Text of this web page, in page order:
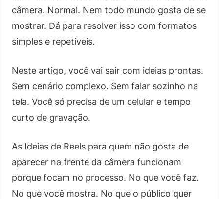
câmera. Normal. Nem todo mundo gosta de se
mostrar. Dá para resolver isso com formatos
simples e repetíveis.
Neste artigo, você vai sair com ideias prontas.
Sem cenário complexo. Sem falar sozinho na
tela. Você só precisa de um celular e tempo
curto de gravação.
As Ideias de Reels para quem não gosta de
aparecer na frente da câmera funcionam
porque focam no processo. No que você faz.
No que você mostra. No que o público quer